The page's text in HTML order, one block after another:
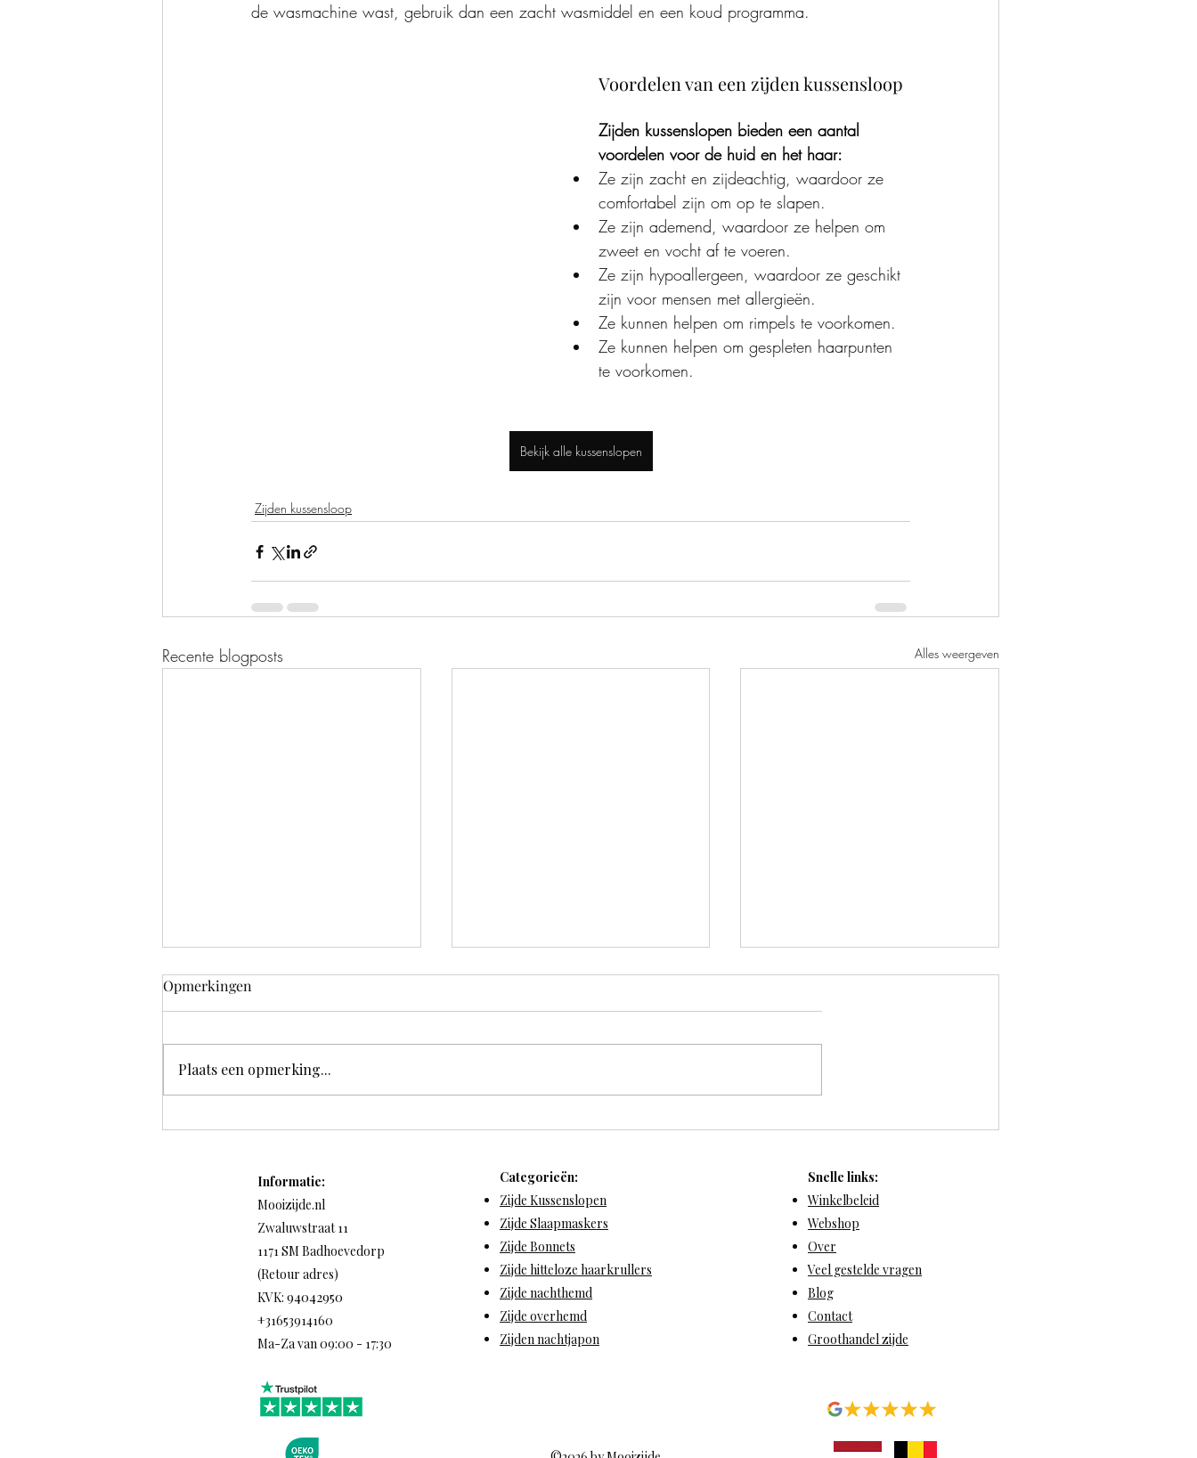
de wasmachine wast, gebruik dan een zacht wasmiddel en een koud programma.
Voordelen van een zijden kussensloop
Zijden kussenslopen bieden een aantal
voordelen voor de huid en het haar:
Ze zijn zacht en zijdeachtig, waardoor ze
comfortabel zijn om op te slapen.
Ze zijn ademend, waardoor ze helpen om
zweet en vocht af te voeren.
Ze zijn hypoallergeen, waardoor ze geschikt
zijn voor mensen met allergieën.
Ze kunnen helpen om rimpels te voorkomen.
Ze kunnen helpen om gespleten haarpunten
te voorkomen.
Bekijk alle kussenslopen
Zijden kussensloop
Recente blogposts Alles weergeven
verwennerij is voor je huid,
haar én nachtrust.
Opmerkingen
Plaats een opmerking...
Informatie:
Mooizijde.nl
​Zwaluwstraat 11
1171 SM Badhoevedorp
(Retour adres)
KVK: 94042950
+31653914160
Ma-Za van 09:00 - 17:30
Categorieën:
Zijde Kussenslopen
Zijde Slaapmaskers
Zijde Bonnets
Zijde hitteloze haarkrullers
Zijde nachthemd
Zijde overhemd
Zijden nachtjapon
Snelle links:
Winkelbeleid
Webshop
Over
Veel gestelde vragen
Blog
Contact
Groothandel zijde